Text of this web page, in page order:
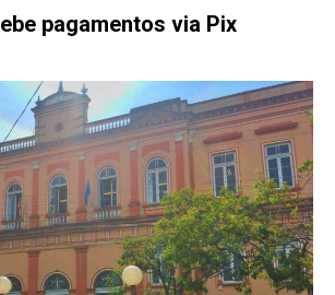
pagamentos via Pix